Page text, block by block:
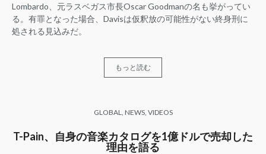
Lombardo、元ラスベガス市長Oscar Goodmanの名も挙がってい
る。有罪となった場合、Davisは仮釈放の可能性がない終身刑に
処される見込みだ。
もっと読む
GLOBAL NEWS, VIDEOS
T-Pain、自身の音楽カタログを1億ドルで売却した
理由を語る